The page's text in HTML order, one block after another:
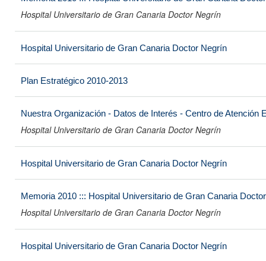
Hospital Universitario de Gran Canaria Doctor Negrín
Hospital Universitario de Gran Canaria Doctor Negrín
Plan Estratégico 2010-2013
Nuestra Organización - Datos de Interés - Centro de Atención
Hospital Universitario de Gran Canaria Doctor Negrín
Hospital Universitario de Gran Canaria Doctor Negrín
Memoria 2010 ::: Hospital Universitario de Gran Canaria
Hospital Universitario de Gran Canaria Doctor Negrín
Hospital Universitario de Gran Canaria Doctor Negrín